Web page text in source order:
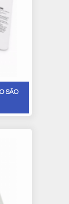
SÃO